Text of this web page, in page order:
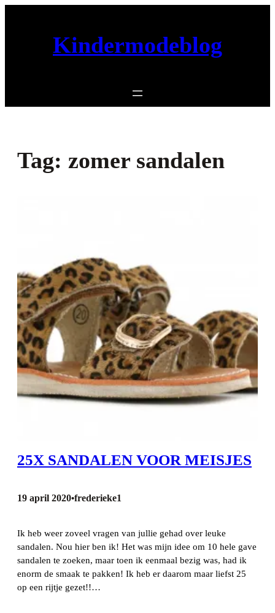
Kindermodeblog
Tag: zomer sandalen
25X SANDALEN VOOR MEISJES
19 april 2020•frederieke1
Ik heb weer zoveel vragen van jullie gehad over leuke
sandalen. Nou hier ben ik! Het was mijn idee om 10 hele gave
sandalen te zoeken, maar toen ik eenmaal bezig was, had ik
enorm de smaak te pakken! Ik heb er daarom maar liefst 25
op een rijtje gezet!!…